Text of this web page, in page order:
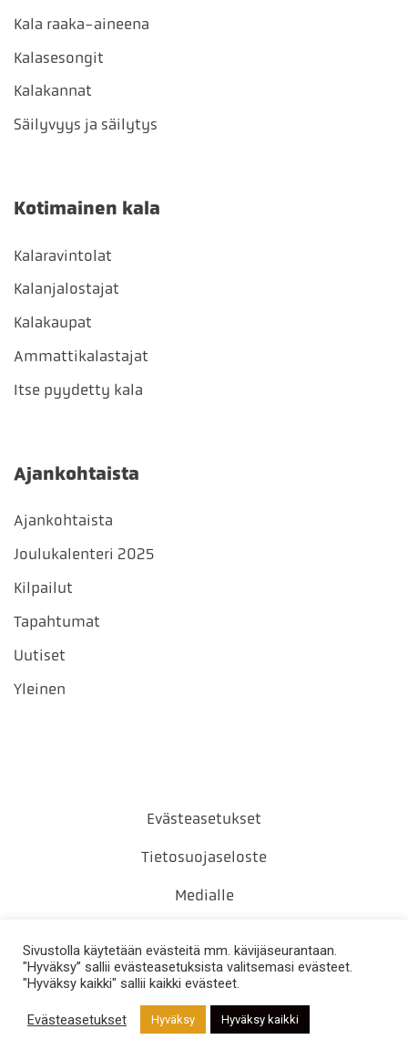
Kala raaka-aineena
Kalasesongit
Kalakannat
Säilyvyys ja säilytys
Kotimainen kala
Kalaravintolat
Kalanjalostajat
Kalakaupat
Ammattikalastajat
Itse pyydetty kala
Ajankohtaista
Ajankohtaista
Joulukalenteri 2025
Kilpailut
Tapahtumat
Uutiset
Yleinen
Evästeasetukset
Tietosuojaseloste
Medialle
DESIGN BY DIGITAALI
Sivustolla käytetään evästeitä mm. kävijäseurantaan.
"Hyväksy” sallii evästeasetuksista valitsemasi evästeet.
"Hyväksy kaikki" sallii kaikki evästeet.
Evästeasetukset Hyväksy Hyväksy kaikki